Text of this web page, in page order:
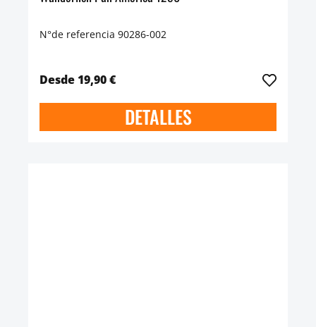
N°de referencia 90286-002
Desde 19,90 €
DETALLES